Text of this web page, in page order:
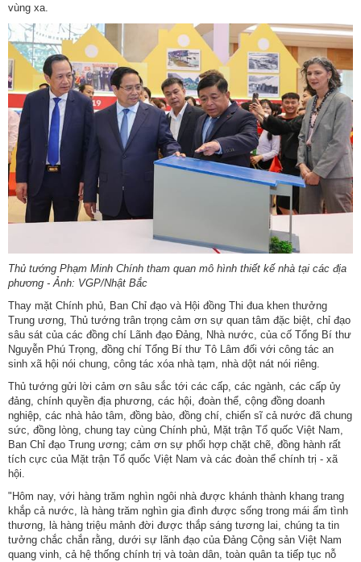
vùng xa.
Thủ tướng Phạm Minh Chính tham quan mô hình thiết kế nhà tại các địa
phương - Ảnh: VGP/Nhật Bắc
Thay mặt Chính phủ, Ban Chỉ đạo và Hội đồng Thi đua khen thưởng
Trung ương, Thủ tướng trân trọng cảm ơn sự quan tâm đặc biệt, chỉ đạo
sâu sát của các đồng chí Lãnh đạo Đảng, Nhà nước, của cố Tổng Bí thư
Nguyễn Phú Trọng, đồng chí Tổng Bí thư Tô Lâm đối với công tác an
sinh xã hội nói chung, công tác xóa nhà tạm, nhà dột nát nói riêng.
Thủ tướng gửi lời cảm ơn sâu sắc tới các cấp, các ngành, các cấp ủy
đảng, chính quyền địa phương, các hội, đoàn thể, cộng đồng doanh
nghiệp, các nhà hảo tâm, đồng bào, đồng chí, chiến sĩ cả nước đã chung
sức, đồng lòng, chung tay cùng Chính phủ, Mặt trận Tổ quốc Việt Nam,
Ban Chỉ đạo Trung ương; cảm ơn sự phối hợp chặt chẽ, đồng hành rất
tích cực của Mặt trận Tổ quốc Việt Nam và các đoàn thể chính trị - xã
hội.
"Hôm nay, với hàng trăm nghìn ngôi nhà được khánh thành khang trang
khắp cả nước, là hàng trăm nghìn gia đình được sống trong mái ấm tình
thương, là hàng triệu mảnh đời được thắp sáng tương lai, chúng ta tin
tưởng chắc chắn rằng, dưới sự lãnh đạo của Đảng Cộng sản Việt Nam
quang vinh, cả hệ thống chính trị và toàn dân, toàn quân ta tiếp tục nỗ